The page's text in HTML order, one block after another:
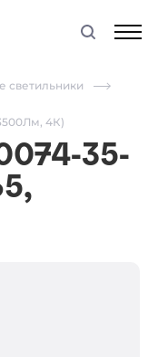
светильники
4К)
35-